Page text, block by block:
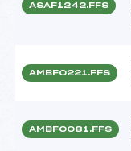
ASAF1242.FFS
AMBF0221.FFS
AMBF0081.FFS